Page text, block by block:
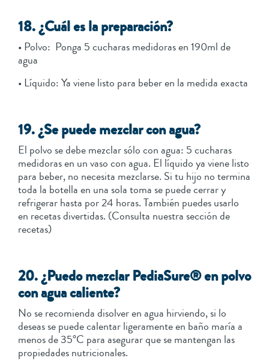
18. ¿Cuál es la preparación?
• Polvo: Ponga 5 cucharas medidoras en 190ml de
agua
• Líquido: Ya viene listo para beber en la medida exacta
19. ¿Se puede mezclar con agua?
El polvo se debe mezclar sólo con agua: 5 cucharas
medidoras en un vaso con agua. El líquido ya viene listo
para beber, no necesita mezclarse. Si tu hijo no termina
toda la botella en una sola toma se puede cerrar y
refrigerar hasta por 24 horas. También puedes usarlo
en recetas divertidas. (Consulta nuestra sección de
recetas)
20. ¿Puedo mezclar PediaSure® en polvo
con agua caliente?
No se recomienda disolver en agua hirviendo, si lo
deseas se puede calentar ligeramente en baño maría a
menos de 35°C para asegurar que se mantengan las
propiedades nutricionales.